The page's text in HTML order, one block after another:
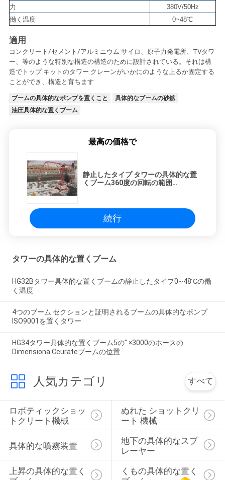
力
380V/50Hz
働く温度
0~48℃
適用
コンクリート/セメント/アルミニウム サイロ、原子力発電所、TVタワ
ー、等のような特別な構造の構造のために設計されている。それは構
造でトップ キットのタワー クレーンがいかにのような上るか固定する
ことができ、構造と育ちます
ブームの具体的なポンプを置くこと
具体的なブームの砂鉱
油圧具体的な置くブーム
最高の価格で
静止したタイプ タワーの具体的な置
くブーム360度の回転の範囲
続行
タワーの具体的な置くブーム
HG32Bタワー具体的な置くブームの静止したタイプ0~48℃の働
く温度
4つのブーム セクションと証明されるブームの具体的なポンプ
ISO9001を置くタワー
HG34タワー具体的な置くブーム5の″ ×3000のホースの
Dimensiona Ccurateブームの位置
人気カテゴリ すべて
ロボティックショッ
トクリート機械
ぬれた ショットクリ
ート 機械
具体的な噴霧装置
地下の具体的なスプ
レーヤー
上昇の具体的な置く
くもの具体的な置く